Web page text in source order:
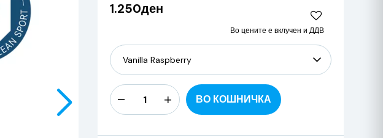
1.250ден
Во цените е вклучен и ДДВ
ВО КОШНИЧКА